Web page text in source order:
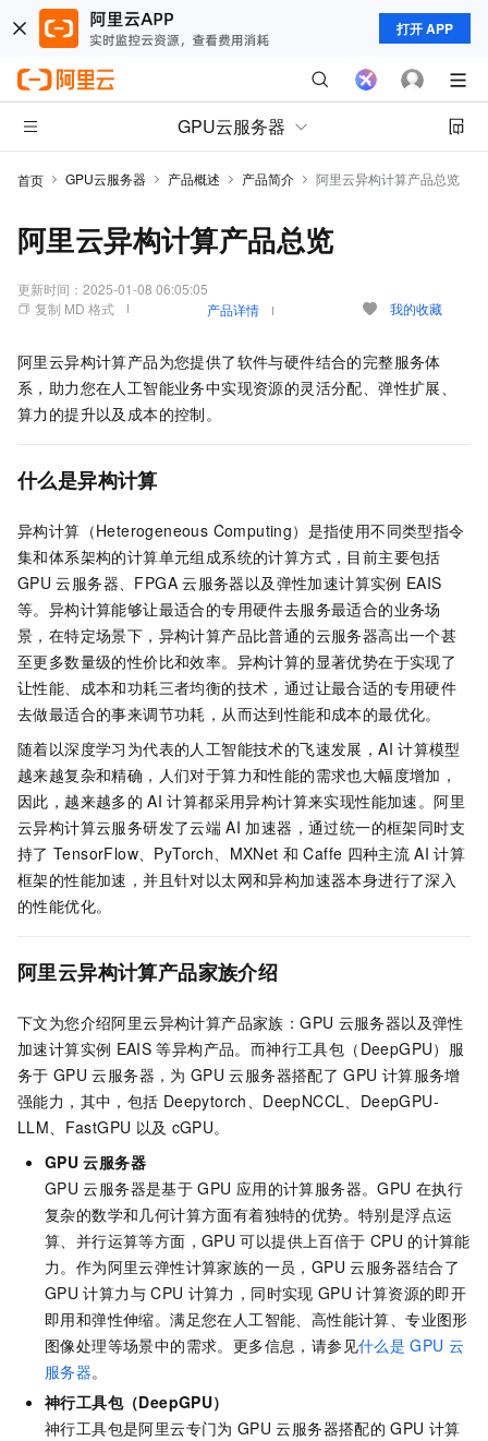
打开 APP
GPU云服务器
首页 GPU云服务器 产品概述 产品简介 阿里云异构计算产品总览
阿里云异构计算产品总览
更新时间： 2025-01-08 06:05:05
复制 MD 格式
产品详情 我的收藏
阿里云异构计算产品为您提供了软件与硬件结合的完整服务体
系，助力您在人工智能业务中实现资源的灵活分配、弹性扩展、
算力的提升以及成本的控制。
什么是异构计算
异构计算（Heterogeneous Computing）是指使用不同类型指令
集和体系架构的计算单元组成系统的计算方式，目前主要包括
GPU 云服务器、FPGA 云服务器以及弹性加速计算实例 EAIS
等。异构计算能够让最适合的专用硬件去服务最适合的业务场
景，在特定场景下，异构计算产品比普通的云服务器高出一个甚
至更多数量级的性价比和效率。异构计算的显著优势在于实现了
让性能、成本和功耗三者均衡的技术，通过让最合适的专用硬件
去做最适合的事来调节功耗，从而达到性能和成本的最优化。
随着以深度学习为代表的人工智能技术的飞速发展，AI 计算模型
越来越复杂和精确，人们对于算力和性能的需求也大幅度增加，
因此，越来越多的 AI 计算都采用异构计算来实现性能加速。阿里
云异构计算云服务研发了云端 AI 加速器，通过统一的框架同时支
持了 TensorFlow、PyTorch、MXNet 和 Caffe 四种主流 AI 计算
框架的性能加速，并且针对以太网和异构加速器本身进行了深入
的性能优化。
阿里云异构计算产品家族介绍
下文为您介绍阿里云异构计算产品家族：GPU 云服务器以及弹性
加速计算实例 EAIS 等异构产品。而神行工具包（DeepGPU）服
务于 GPU 云服务器，为 GPU 云服务器搭配了 GPU 计算服务增
强能力，其中，包括 Deepytorch、DeepNCCL、DeepGPU-
LLM、 FastGPU 以及 cGPU。
GPU 云服务器
GPU 云服务器是基于 GPU 应用的计算服务器。GPU 在执行
复杂的数学和几何计算方面有着独特的优势。特别是浮点运
算、并行运算等方面，GPU 可以提供上百倍于 CPU 的计算能
力。作为阿里云弹性计算家族的一员，GPU 云服务器结合了
GPU 计算力与 CPU 计算力，同时实现 GPU 计算资源的即开
即用和弹性伸缩。满足您在人工智能、高性能计算、专业图形
图像处理等场景中的需求。更多信息，请参见什么是 GPU 云
服务器。
神行工具包（DeepGPU）
神行工具包是阿里云专门为 GPU 云服务器搭配的 GPU 计算